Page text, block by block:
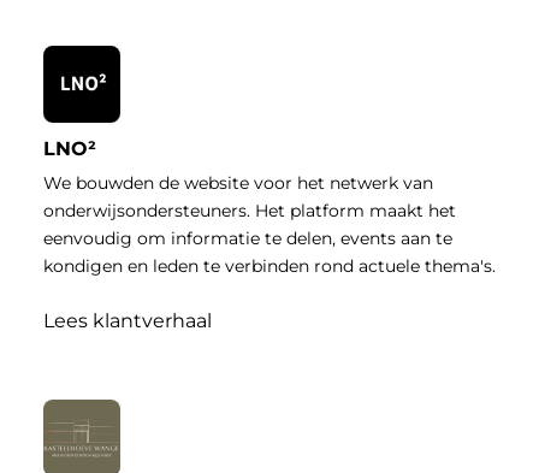
LNO²
We bouwden de website voor het netwerk van
onderwijsondersteuners. Het platform maakt het
eenvoudig om informatie te delen, events aan te
kondigen en leden te verbinden rond actuele thema's.
Lees klantverhaal